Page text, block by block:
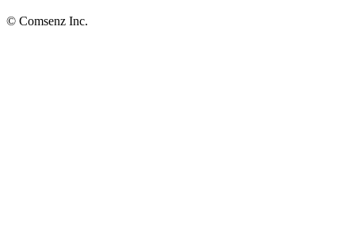
© Comsenz Inc.